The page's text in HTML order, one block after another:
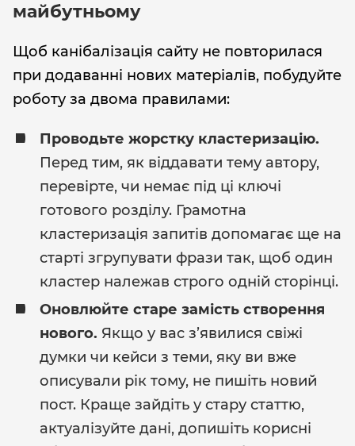
майбутньому
Щоб канібалізація сайту не повторилася
при додаванні нових матеріалів, побудуйте
роботу за двома правилами:
Проводьте жорстку кластеризацію.
Перед тим, як віддавати тему автору,
перевірте, чи немає під ці ключі
готового розділу. Грамотна
кластеризація запитів допомагає ще на
старті згрупувати фрази так, щоб один
кластер належав строго одній сторінці.
Оновлюйте старе замість створення
нового. Якщо у вас з’явилися свіжі
думки чи кейси з теми, яку ви вже
описували рік тому, не пишіть новий
пост. Краще зайдіть у стару статтю,
актуалізуйте дані, допишіть корисні